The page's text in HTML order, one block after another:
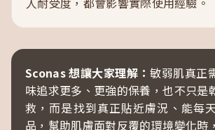
Sconas 想讓大家理解：敏弱肌真正
味追求更多、更強的保養，也不只是
救，而是找到真正貼近膚況、能每
品，幫助肌膚面對反覆的環境變化時